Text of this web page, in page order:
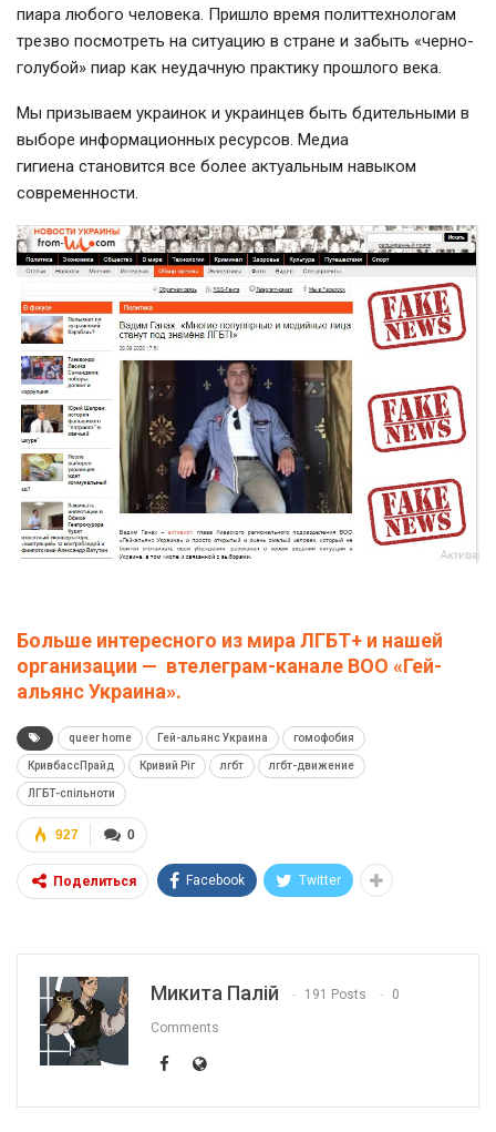
пиара любого человека. Пришло время политтехнологам
трезво посмотреть на ситуацию в стране и забыть «черно-
голубой» пиар как неудачную практику прошлого века.
Мы призываем украинок и украинцев быть бдительными в
выборе информационных ресурсов. Медиа
гигиена становится все более актуальным навыком
современности.
Больше интересного из мира ЛГБТ+ и нашей
организации — втелеграм-канале ВОО «Гей-
альянс Украина».
queer home Гей-альянс Украина гомофобия
КривбассПрайд Кривий Ріг лгбт лгбт-движение
ЛГБТ-спільноти
0
927
Поделиться Facebook Twitter
Микита Палій 191 Posts 0
Comments